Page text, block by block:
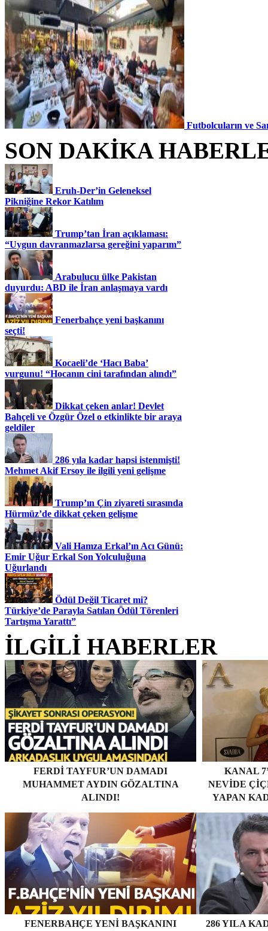
Futbolcuların ve
SON DAKİKA
Eruh-Der’in Geleneksel
Pikniğine Rekor Katılım
Trump’tan İran açıklaması:
“Uygun davranmazlarsa gereğini yaparım”
Arabulucu ülke Pakistan
duyurdu: ABD ile İran anlaşmaya vardı
Fenerbahçe yeni başkanını
seçti!
Kocaeli’de ‘Hacı Baba’
vurgunu! “Hocanın cini tarafından alındı”
Dikkat çeken anlar! Devlet
Bahçeli ve Özgür Özel o etkinlikte bir araya
geldiler
286 yıla kadar hapsi istenmişti!
Mehmet Akif Ersoy ile ilgili yeni gelişme
Trump’ın Çin ziyareti sırasında
Hürmüz’de dikkat çeken gelişme
Vali Hamza Erkal’ın Acı Günü:
Emir Uğur Erkal Son Yolculuğuna
Uğurlandı
Ödül Değil Ticaret mi?
Türkiye’de Parayla Satılan Ödül Törenleri
Tartışma Yarattı”
İLGİLİ HABERLER
FERDI TAYFUR’UN DAMADI
MUHAMMET AYDIN GÖZALTINA
ALINDI!
KANAL
NEVİDE
YAPAN
FENERBAHÇE YENI BAŞKANINI
286 YILA